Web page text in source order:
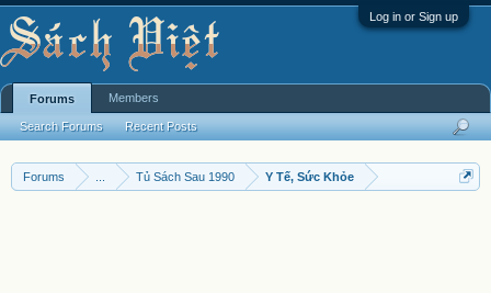
Log in or Sign up
Forums Tủ Sách Sau 1990 Y Tế, Sức Khỏe
Forums
Search Forums Recent Posts
Members